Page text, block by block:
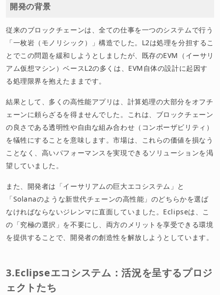
開発の背景
従来のブロックチェーンは、全ての仕事を一つのシステムで行う
「一枚岩（モノリシック）」構造でした。L2は処理を分担するこ
とでこの問題を緩和しようとしましたが、既存のEVM（イーサリ
アム仮想マシン）ベースL2の多くは、EVM自体の設計に起因す
る処理限界を抱えたままです。
結果として、多くの高性能アプリは、計算処理の大部分をオフチ
ェーンに頼らざるを得ませんでした。これは、ブロックチェーン
の良さである透明性や自由な組み合わせ（コンポーザビリティ）
を犠牲にすることを意味します。市場は、これらの価値を損なう
ことなく、高いパフォーマンスを実現できるソリューションを渇
望していました。
また、開発者は「イーサリアムの巨大エコシステム」と
「Solanaのような新世代チェーンの高性能」のどちらかを選ば
なければならないジレンマに直面していました。Eclipseは、こ
の「究極の選択」を不要にし、両方のメリットを享受できる環境
を提供することで、開発者の創造性を解放しようとしています。
3.Eclipseエコシステム：活況を呈するプロジ
ェクトたち